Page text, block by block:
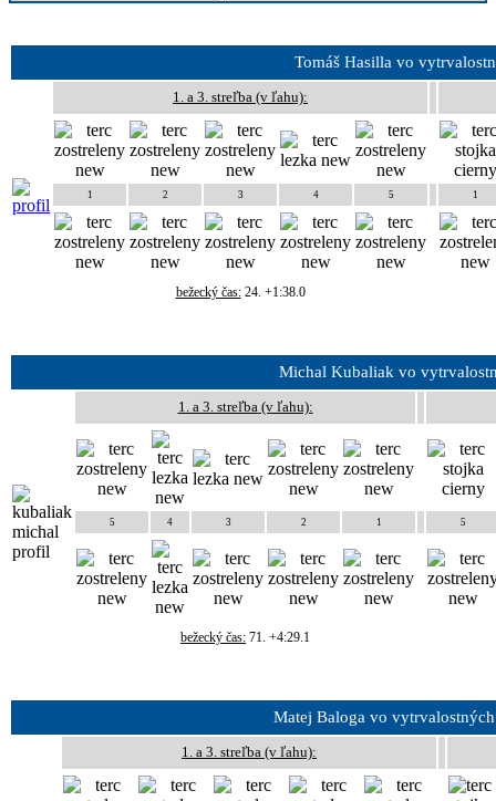
Tomáš Hasilla vo
1. a 3. streľba (v ľahu):
1 2 3 4 5 1
bežecký čas:24. +1:38.0
Michal Kubaliak vo
1. a 3. streľba (v ľahu):
5 4 3 2 1 5
bežecký čas: 71. +4:29.1
Matej Baloga vo
1. a 3. streľba (v ľahu):